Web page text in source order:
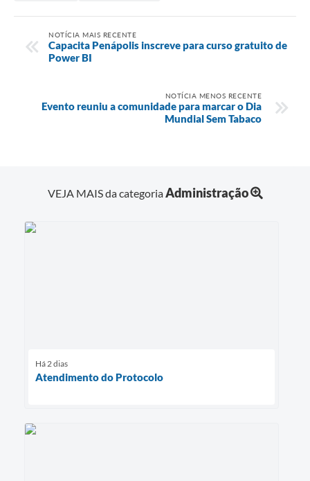
NOTÍCIA MAIS RECENTE
Capacita Penápolis inscreve para curso gratuito de
Power BI
NOTÍCIA MENOS RECENTE
Evento reuniu a comunidade para marcar o Dia
Mundial Sem Tabaco
VEJA MAIS da categoriaAdministração
Há 2 dias
Atendimento do Protocolo